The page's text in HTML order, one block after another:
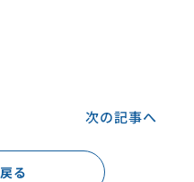
る
次の記事へ